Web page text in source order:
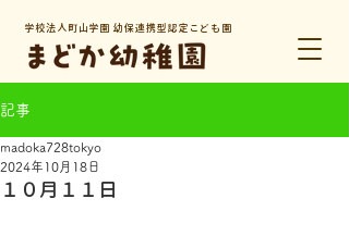
学校法人町山学園 幼保連携型認定こども園
記事
１０月１１日
madoka728tokyo
2024年10月18日